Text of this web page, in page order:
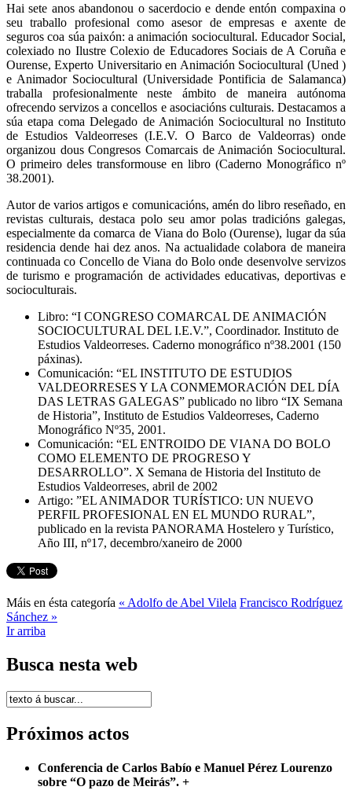
Hai sete anos abandonou o sacerdocio e dende entón compaxina o
seu traballo profesional como asesor de empresas e axente de
seguros coa súa paixón: a animación sociocultural. Educador Social,
colexiado no Ilustre Colexio de Educadores Sociais de A Coruña e
Ourense, Experto Universitario en Animación Sociocultural (Uned )
e Animador Sociocultural (Universidade Pontificia de Salamanca)
traballa profesionalmente neste ámbito de maneira autónoma
ofrecendo servizos a concellos e asociacións culturais. Destacamos a
súa etapa coma Delegado de Animación Sociocultural no Instituto
de Estudios Valdeorreses (I.E.V. O Barco de Valdeorras) onde
organizou dous Congresos Comarcais de Animación Sociocultural.
O primeiro deles transformouse en libro (Caderno Monográfico nº
38.2001).
Autor de varios artigos e comunicacións, amén do libro reseñado, en
revistas culturais, destaca polo seu amor polas tradicións galegas,
especialmente da comarca de Viana do Bolo (Ourense), lugar da súa
residencia dende hai dez anos. Na actualidade colabora de maneira
continuada co Concello de Viana do Bolo onde desenvolve servizos
de turismo e programación de actividades educativas, deportivas e
socioculturais.
Libro: “I CONGRESO COMARCAL DE ANIMACIÓN
SOCIOCULTURAL DEL I.E.V.”, Coordinador. Instituto de
Estudios Valdeorreses. Caderno monográfico nº38.2001 (150
páxinas).
Comunicación: “EL INSTITUTO DE ESTUDIOS
VALDEORRESES Y LA CONMEMORACIÓN DEL DÍA
DAS LETRAS GALEGAS” publicado no libro “IX Semana
de Historia”, Instituto de Estudios Valdeorreses, Caderno
Monográfico Nº35, 2001.
Comunicación: “EL ENTROIDO DE VIANA DO BOLO
COMO ELEMENTO DE PROGRESO Y
DESARROLLO”. X Semana de Historia del Instituto de
Estudios Valdeorreses, abril de 2002
Artigo: ”EL ANIMADOR TURÍSTICO: UN NUEVO
PERFIL PROFESIONAL EN EL MUNDO RURAL”,
publicado en la revista PANORAMA Hostelero y Turístico,
Año III, nº17, decembro/xaneiro de 2000
Máis en ésta categoría « Adolfo de Abel Vilela Francisco Rodríguez
Sánchez »
Ir arriba
Busca nesta web
Próximos actos
Conferencia de Carlos Babío e Manuel Pérez Lourenzo
sobre “O pazo de Meirás”. +